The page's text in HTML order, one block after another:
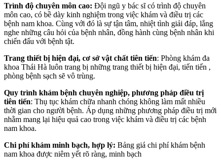
Trình độ chuyên môn cao: Đội ngũ y bác sĩ có trình độ chuyên
môn cao, có bề dày kinh nghiệm trong việc khám và điều trị các
bệnh nam khoa. Cùng với đó là sự tận tâm, nhiệt tình giải đáp, lắng
nghe những câu hỏi của bệnh nhân, đồng hành cùng bệnh nhân khi
chiến đấu với bệnh tật.
Trang thiết bị hiện đại, cơ sở vật chất tiên tiến: Phòng khám đa
khoa Thái Hà luôn trang bị những trang thiết bị hiện đại, tiến tiến ,
phòng bệnh sạch sẽ vô trùng.
Quy trình khám bệnh chuyên nghiệp, phương pháp điều trị
tiên tiến: Thụ tục khám chữa nhanh chóng không làm mất nhiều
thời gian cho người bệnh. Áp dụng những phương pháp điều trị mới
nhằm mang lại hiệu quả cao trong việc khám và điều trị các bệnh
nam khoa.
Chi phí khám minh bạch, hợp lý: Bảng giá chi phí khám bệnh
nam khoa được niêm yết rõ ràng, minh bạch